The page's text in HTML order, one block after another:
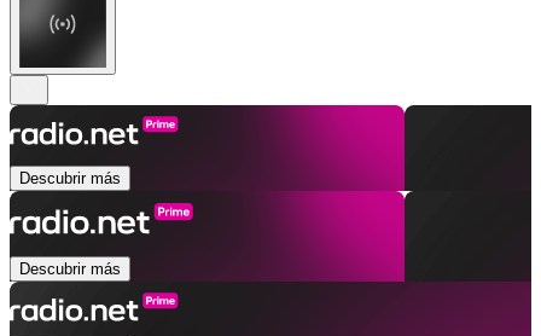
Descubrir más
Descubrir más